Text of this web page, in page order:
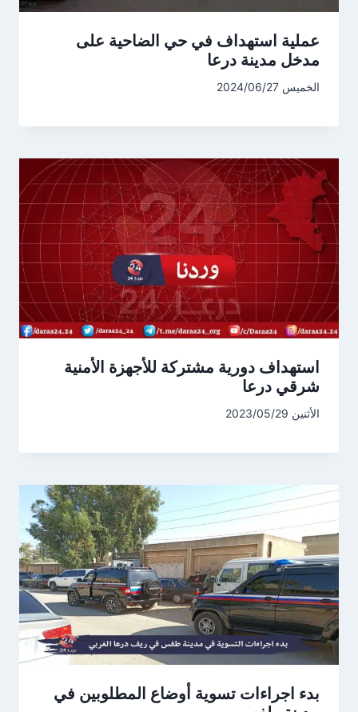
عملية استهداف في حي الضاحية على
مدخل مدينة درعا
الخميس 2024/06/27
استهداف دورية مشتركة للأجهزة الأمنية
شرقي درعا
الأثنين 2023/05/29
بدء اجراءات تسوية أوضاع المطلوبين في